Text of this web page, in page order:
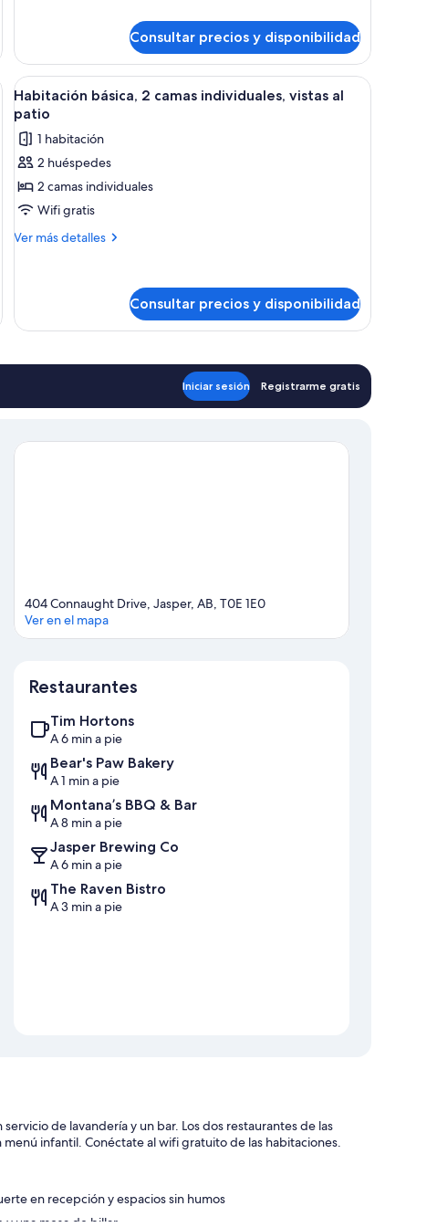
cama
de
matrimonio
grande
Consultar precios y disponibilidad
dos mesitas de noche, un cabecero, una ventana con vistas y un cuadro
Abrir
todas
las
fotos
de
Habitación
básica,
2
al
patio
Habitación de hotel con dos camas, baño
2
Habitación básica, 2 camas individuales, vistas al
patio
1 habitación
2 huéspedes
2 camas individuales
Wifi gratis
Ver más detalles
Más
2
camas
vistas
Consultar precios y disponibilidad
Iniciar sesión Registrarme gratis
404 Connaught Drive, Jasper, AB, T0E 1E0
Ver en el mapa
Restaurantes
Tim Hortons
A 6 min a pie
Bear's Paw Bakery
A 1 min a pie
Montana’s BBQ & Bar
A 8 min a pie
Jasper Brewing Co
A 6 min a pie
The Raven Bistro
A 3 min a pie
de lavandería y un bar. Los dos restaurantes de las
infantil. Conéctate al wifi gratuito de las habitaciones.
en recepción y espacios sin humos
una mesa de billar